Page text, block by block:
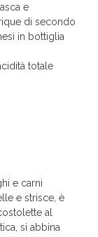
e
di secondo
in bottiglia
totale
e carni
e strisce, è
al
si abbina